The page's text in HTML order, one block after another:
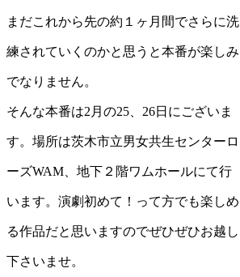
まだこれから先の約１ヶ月間でさらに洗
練されていくのかと思うと本番が楽しみ
でなりません。
そんな本番は2月の25、26日にございま
す。場所は茨木市立男女共生センターロ
ーズWAM、地下２階ワムホールにて行
います。演劇初めて！って方でも楽しめ
る作品だと思いますのでぜひぜひお越し
下さいませ。